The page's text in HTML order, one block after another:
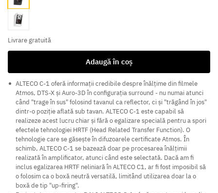
White
Livrare gratuită
Adaugă în coș
ALTECO C-1 oferă informații credibile despre înălțime din filmele
Atmos, DTS-X și Auro-3D în configurația surround - nu numai atunci
când "trage în sus" folosind tavanul ca reflector, ci și "trăgând în jos"
dintr-o poziție aflată sub tavan. ALTECO C-1 este capabil să
realizeze acest lucru chiar și fără o egalizare specială pentru a spori
efectele tehnologiei HRTF (Head Related Transfer Function). O
tehnologie care se găsește în difuzoarele certificate Atmos. În
schimb, ALTECO C-1 se bazează doar pe procesarea înălțimii
realizată în amplificator, atunci când este selectată. Dacă am fi
inclus egalizarea HRTF neliniară în ALTECO C1, ar fi fost imposibil să
o folosim ca o boxă neutră versatilă, limitând utilizarea doar la o
boxă de tip "up-firing".